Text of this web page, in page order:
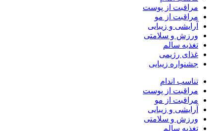
مراقبت از پوست
مراقبت از مو
آرایشی و زیبایی
ورزش و سلامتی
تغذیه سالم
غذای رژیمی
جشنواره زیبایی
تناسب اندام
مراقبت از پوست
مراقبت از مو
آرایشی و زیبایی
ورزش و سلامتی
تغذیه سالم